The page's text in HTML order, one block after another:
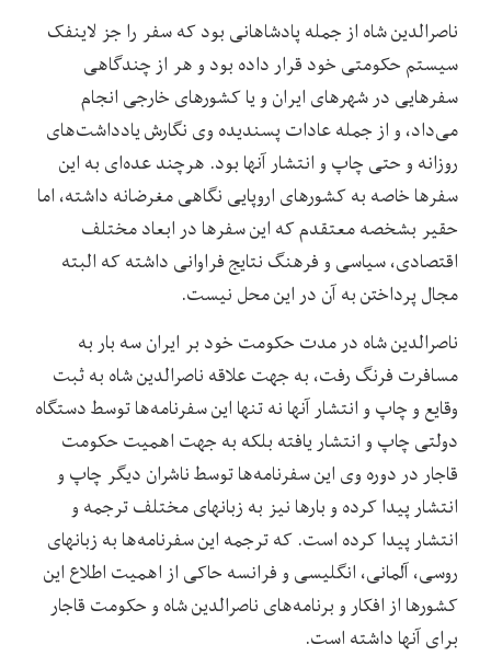
ناصرالدین شاه از جمله پادشاهانی بود که سفر را جز لاینفک
سیستم حکومتی خود قرار داده بود و هر از چندگاهی
سفرهایی در شهرهای ایران و یا کشورهای خارجی انجام
می‌داد، و از جمله عادات پسندیده وی نگارش یادداشت‌های
روزانه و حتی چاپ و انتشار آنها بود. هرچند عده‌ای به این
سفرها خاصه به کشورهای اروپایی نگاهی مغرضانه‌ داشته‌، اما
حقیر بشخصه معتقدم که این سفرها در ابعاد مختلف
اقتصادی، سیاسی و فرهنگ نتایج فراوانی داشته که البته
مجال پرداختن به آن در این محل نیست.
ناصرالدین شاه در مدت حکومت خود بر ایران سه بار به
مسافرت فرنگ رفت، به جهت علاقه ناصرالدین شاه به ثبت
وقایع و چاپ و انتشار آنها نه تنها این سفرنامه‌ها توسط دستگاه
دولتی چاپ و انتشار یافته بلکه به جهت اهمیت حکومت
قاجار در دوره وی این سفرنامه‌ها توسط ناشران دیگر چاپ و
انتشار پیدا کرده و بارها نیز به زبانهای مختلف ترجمه و
انتشار پیدا کرده است. که ترجمه این سفرنامه‌ها به زبانهای
روسی، آلمانی، انگلیسی و فرانسه حاکی از اهمیت اطلاع این
کشورها از افکار و برنامه‌های ناصرالدین شاه و حکومت قاجار
برای آنها داشته است.